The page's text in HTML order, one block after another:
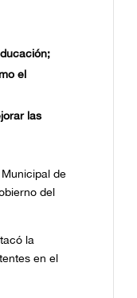
el
las
de
del
la
en el